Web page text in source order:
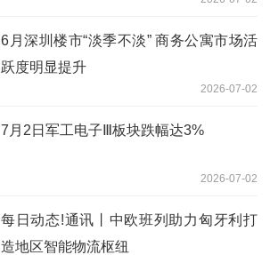
6月深圳楼市“淡季不淡” 商务公寓市场活
跃度明显提升
2026-07-02
7月2日军工电子Ⅲ板块跌幅达3%
2026-07-02
每日动态!通讯丨中欧班列助力匈牙利打
造地区智能物流枢纽